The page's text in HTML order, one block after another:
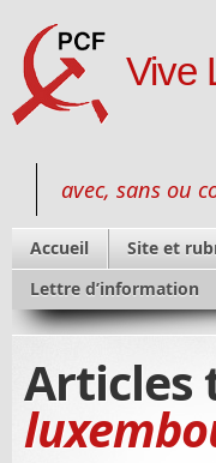
Vive
avec, sans ou
Accueil Site et
Lettre d’information
Articles